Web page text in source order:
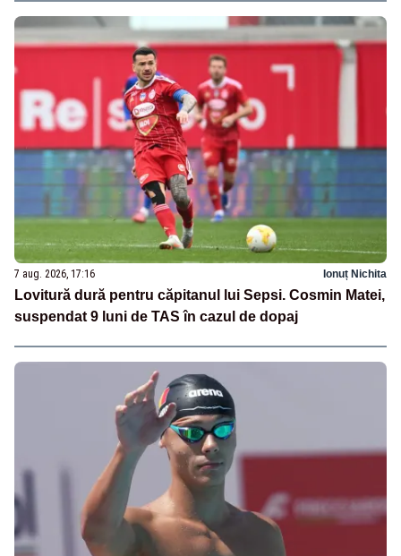
7 aug. 2026, 17:16 Ionuț Nichita
Lovitură dură pentru căpitanul lui Sepsi. Cosmin Matei,
suspendat 9 luni de TAS în cazul de dopaj